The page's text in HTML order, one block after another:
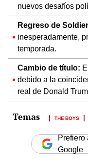
nuevos desafíos
Regreso de
inesperadamente,
temporada.
Cambio de título:
debido a la
real de Donald
THE BOYS
Prefiero
Google